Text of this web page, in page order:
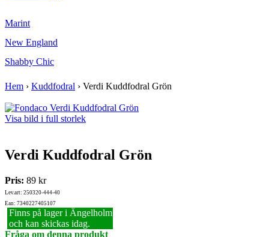
Marint
New England
Shabby Chic
Hem › Kuddfodral › Verdi Kuddfodral Grön
Visa bild i full storlek
Verdi Kuddfodral Grön
Pris: 89 kr
Lev.art: 250320-444-40
Ean: 7340227405107
Finns på lager i Ängelholm
och kan skickas idag.
Fråga om denna produkt